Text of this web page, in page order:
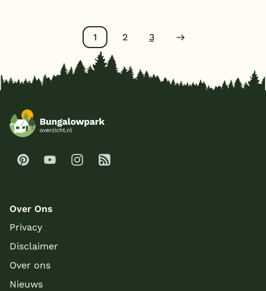
1 2 3
Over Ons
Privacy
Disclaimer
Over ons
Nieuws